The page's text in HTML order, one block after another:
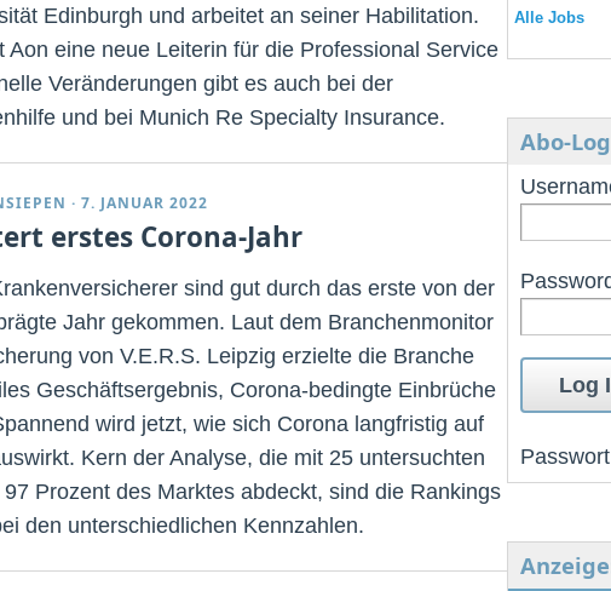
Edinburgh und arbeitet an seiner Habilitation.
Aon eine neue Leiterin für die Professional Service
Veränderungen gibt es auch bei der
und bei Munich Re Specialty Insurance.
· 7. JANUAR 2022
erstes Corona-Jahr
sind gut durch das erste von der
Jahr gekommen. Laut dem Branchenmonitor
von V.E.R.S. Leipzig erzielte die Branche
Geschäftsergebnis, Corona-bedingte Einbrüche
wird jetzt, wie sich Corona langfristig auf
Kern der Analyse, die mit 25 untersuchten
Prozent des Marktes abdeckt, sind die Rankings
den unterschiedlichen Kennzahlen.
Alle Jobs
Abo-